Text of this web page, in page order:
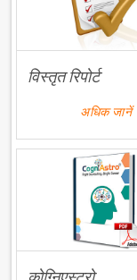
विस्तृत रिपोर्ट
अधिक जानें